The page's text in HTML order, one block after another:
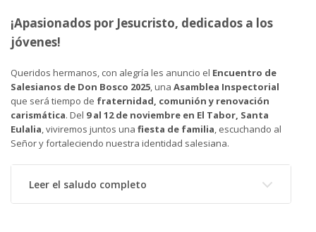
¡Apasionados por Jesucristo, dedicados a los
jóvenes!
Queridos hermanos, con alegría les anuncio el Encuentro de
Salesianos de Don Bosco 2025 , una Asamblea Inspectorial
que será tiempo de fraternidad, comunión y renovación
carismática. Del 9 al 12 de noviembre en El Tabor, Santa
Eulalia , viviremos juntos una fiesta de familia , escuchando al
Señor y fortaleciendo nuestra identidad salesiana.
Leer el saludo completo